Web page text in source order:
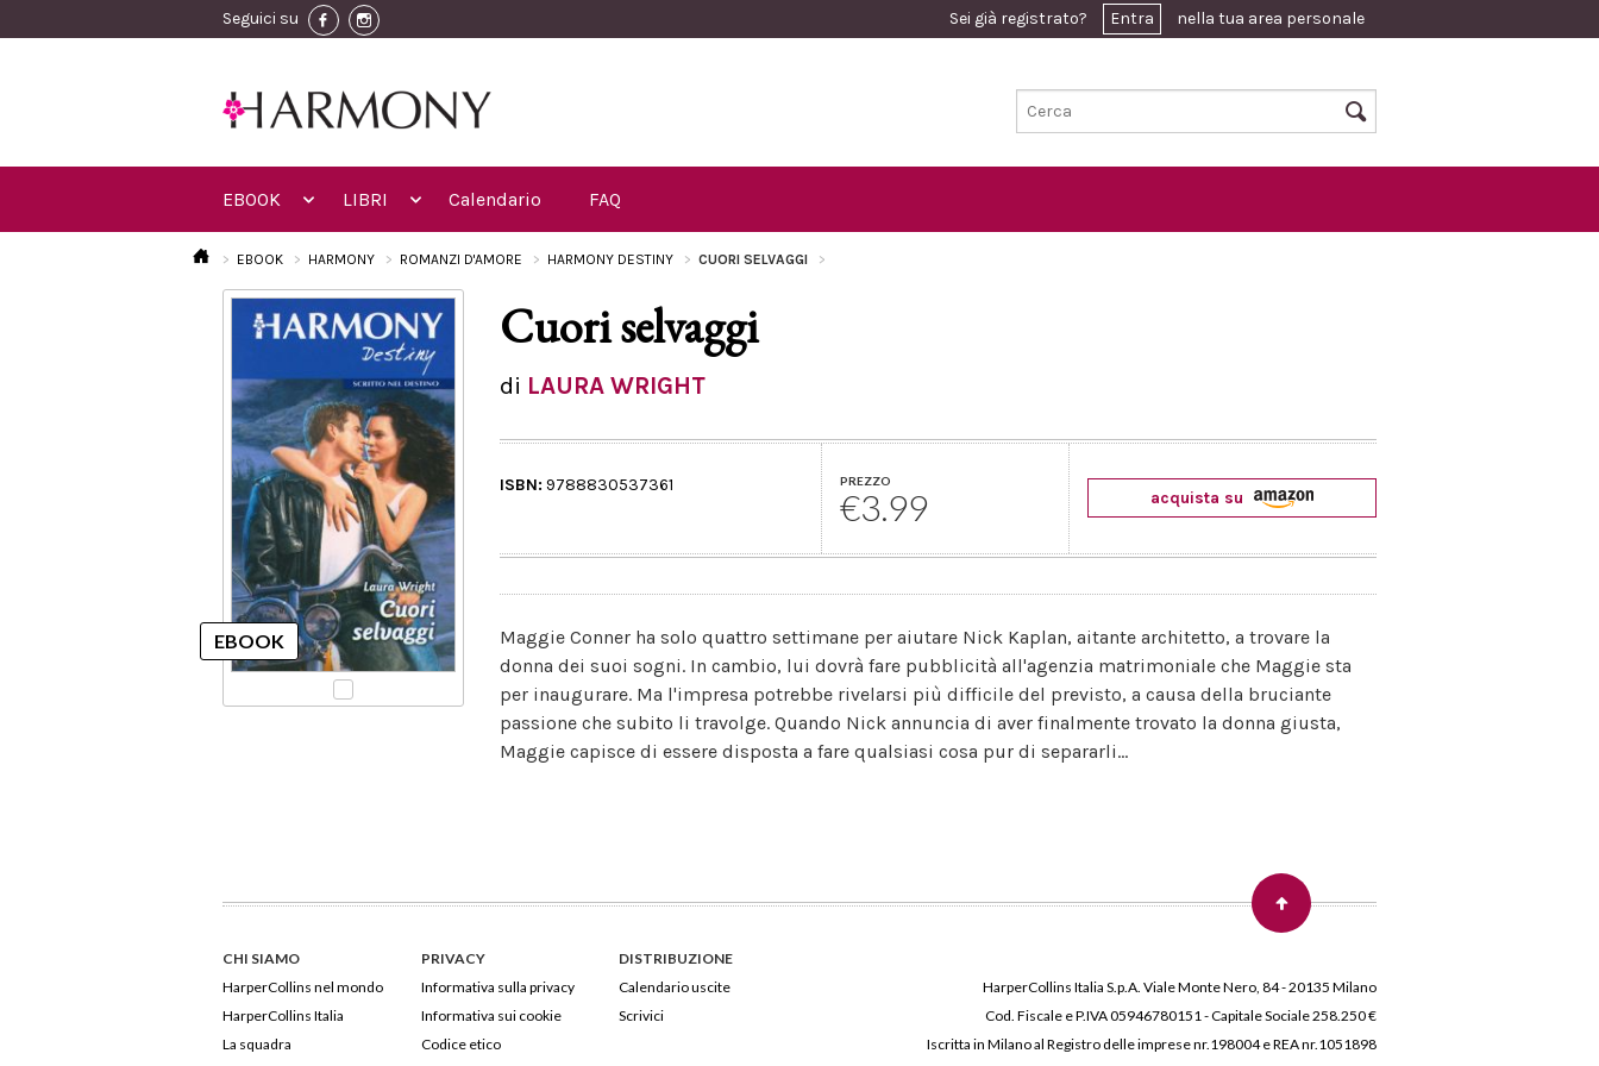
Seguici su Sei già registrato? Entra nella tua area personale
EBOOK LIBRI Calendario FAQ
EBOOK HARMONY ROMANZI D'AMORE HARMONY DESTINY CUORI SELVAGGI
Cuori selvaggi
di LAURA WRIGHT
ISBN: 9788830537361 PREZZO
€3.99 acquista su
Maggie Conner ha solo quattro settimane per aiutare Nick Kaplan, aitante architetto, a trovare la
donna dei suoi sogni. In cambio, lui dovrà fare pubblicità all'agenzia matrimoniale che Maggie sta
per inaugurare. Ma l'impresa potrebbe rivelarsi più difficile del previsto, a causa della bruciante
passione che subito li travolge. Quando Nick annuncia di aver finalmente trovato la donna giusta,
Maggie capisce di essere disposta a fare qualsiasi cosa pur di separarli...
CHI SIAMO
HarperCollins nel mondo
HarperCollins Italia
La squadra
PRIVACY
Informativa sulla privacy
Informativa sui cookie
Codice etico
DISTRIBUZIONE
Calendario uscite
Scrivici
HarperCollins Italia S.p.A. Viale Monte Nero, 84 - 20135 Milano
Cod. Fiscale e P.IVA 05946780151 - Capitale Sociale 258.250 €
Iscritta in Milano al Registro delle imprese nr.198004 e REA nr.1051898